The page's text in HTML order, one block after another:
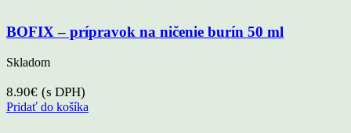
BOFIX – prípravok na ničenie burín 50 ml
Skladom
8.90€ (s DPH)
Pridať do košíka